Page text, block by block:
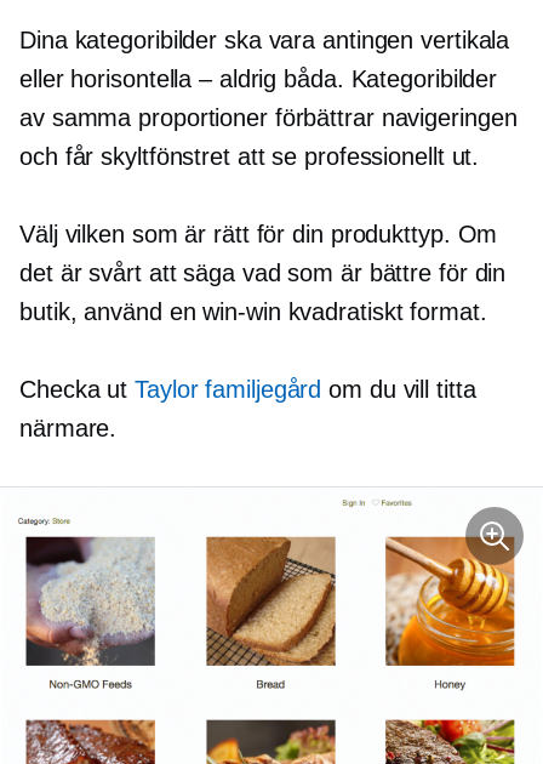
Dina kategoribilder ska vara antingen vertikala
eller horisontella – aldrig båda. Kategoribilder
av samma proportioner förbättrar navigeringen
och får skyltfönstret att se professionellt ut.
Välj vilken som är rätt för din produkttyp. Om
det är svårt att säga vad som är bättre för din
butik, använd enwin-win kvadratiskt format.
Checka utTaylor familjegård om du vill titta
närmare.